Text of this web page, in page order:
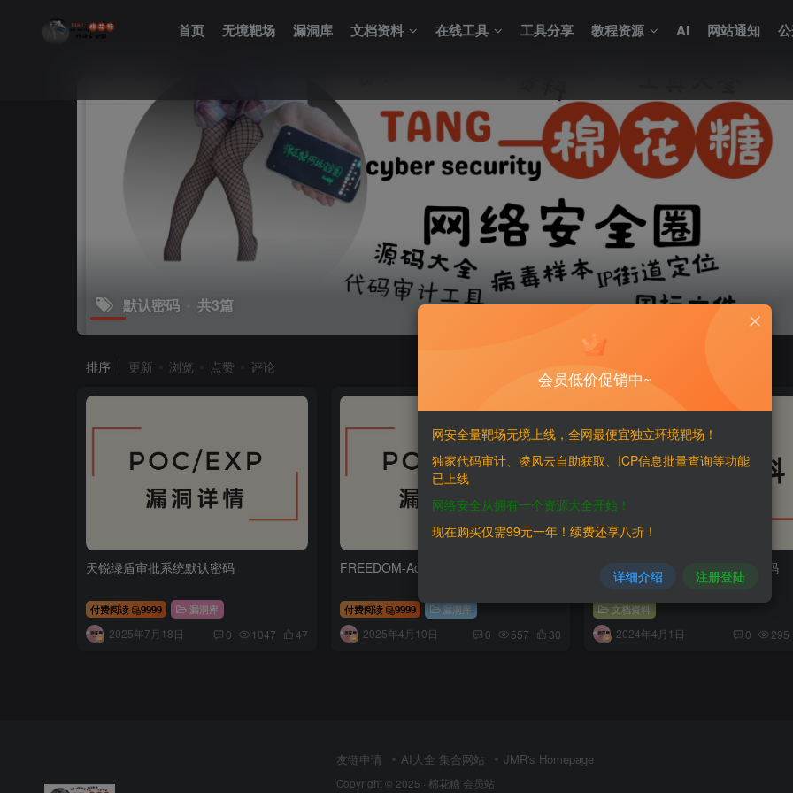
首页 无境靶场 漏洞库 文档资料 在线工具 工具分享 教程资源 AI 网站通知
默认密码 共3篇
排序 更新 浏览 点赞 评论
天锐绿盾审批系统默认密码
付费阅读 9999 漏洞库
2025年7月18日 0 1047 47
FREEDOM-Administration 默认密码
付费阅读 9999 漏洞库
2025年4月10日 0 557 30
四千多个厂商默认帐号、默认密码
文档资料
2024年4月1日 0 295
友链申请 AI大全 集合网站 JMR's Homepage
Copyright © 2025 · 棉花糖 会员站
会员低价促销中~
网安全量靶场无境上线，全网最便宜独立环境靶场！
独家代码审计、凌风云自助获取、ICP信息批量查询等功能
已上线
网络安全从拥有一个资源大全开始！
现在购买仅需99元一年！续费还享八折！
详细介绍 注册登陆